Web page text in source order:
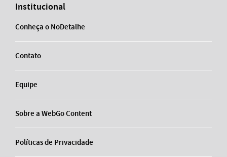
Institucional
Conheça o NoDetalhe
Contato
Equipe
Sobre a WebGo Content
Políticas de Privacidade